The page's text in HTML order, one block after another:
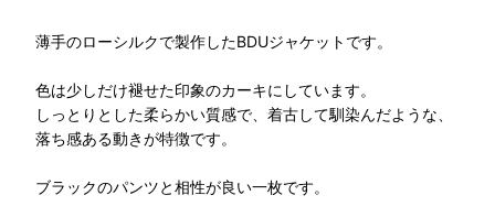
薄手のローシルクで製作したBDUジャケットです。
色は少しだけ褪せた印象のカーキにしています。
しっとりとした柔らかい質感で、着古して馴染んだような、
落ち感ある動きが特徴です。
ブラックのパンツと相性が良い一枚です。